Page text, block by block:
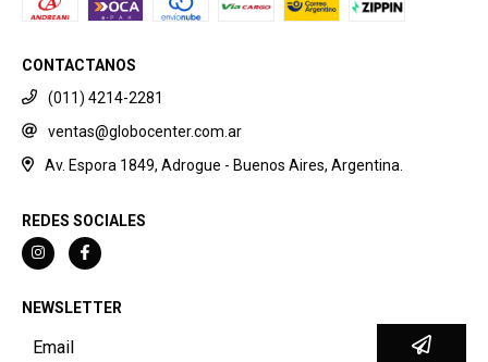
CONTACTANOS
(011) 4214-2281
ventas@globocenter.com.ar
Av. Espora 1849, Adrogue - Buenos Aires, Argentina.
REDES SOCIALES
NEWSLETTER